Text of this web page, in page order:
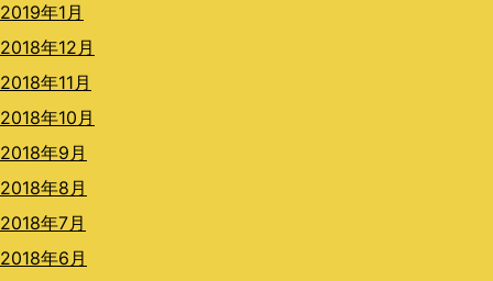
2019年1月
2018年12月
2018年11月
2018年10月
2018年9月
2018年8月
2018年7月
2018年6月